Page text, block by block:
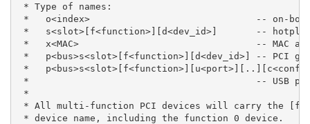
* Type of names:
*   o<index>                              -- on-board
*   s<slot>[f<function>][d<dev_id>]       -- hotplug
*   x<MAC>                                -- MAC
*   p<bus>s<slot>[f<function>][d<dev_id>] -- PCI
*
*                                         -- USB port
*
* All multi-function PCI devices will carry the
* device name, including the function 0 device.